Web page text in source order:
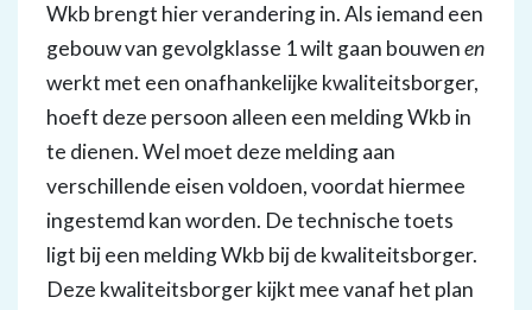
Wkb brengt hier verandering in. Als iemand een
gebouw van gevolgklasse 1 wilt gaan bouwenen
werkt met een onafhankelijke kwaliteitsborger,
hoeft deze persoon alleen een melding Wkb in
te dienen. Wel moet deze melding aan
verschillende eisen voldoen, voordat hiermee
ingestemd kan worden. De technische toets
ligt bij een melding Wkb bij de kwaliteitsborger.
Deze kwaliteitsborger kijkt mee vanaf het plan